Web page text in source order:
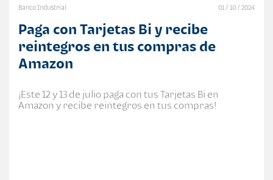
Banco Industrial 01 / 10 / 2024
Paga con Tarjetas Bi y recibe
reintegros en tus compras de
Amazon
¡Este 12 y 13 de julio paga con tus Tarjetas Bi en
Amazon y recibe reintegros en tus compras!